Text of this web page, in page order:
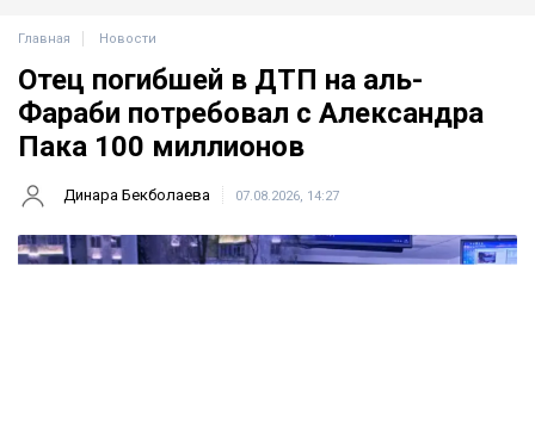
Главная Новости
Отец погибшей в ДТП на аль-
Фараби потребовал с Александра
Пака 100 миллионов
Динара Бекболаева 07.08.2026, 14:27